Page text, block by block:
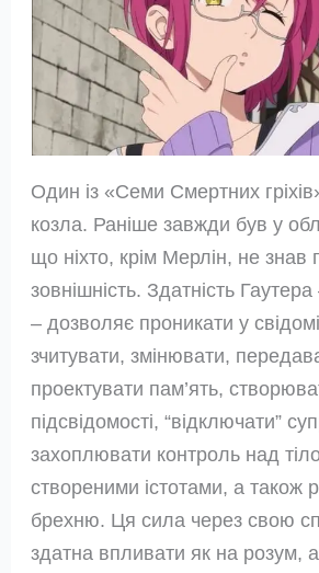
Один із «Семи Смертних
козла. Раніше завжди був у
що ніхто, крім Мерлін, не знав
зовнішність. Здатність
– дозволяє проникати у
зчитувати, змінювати,
проектувати пам’ять,
підсвідомості, “відключати”
захоплювати контроль над
створеними істотами, а також
брехню. Ця сила через свою
здатна впливати як на розум,